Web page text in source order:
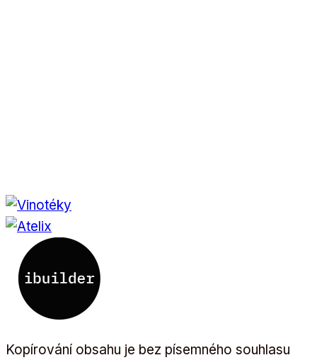
Kopírování obsahu je bez písemného souhlasu